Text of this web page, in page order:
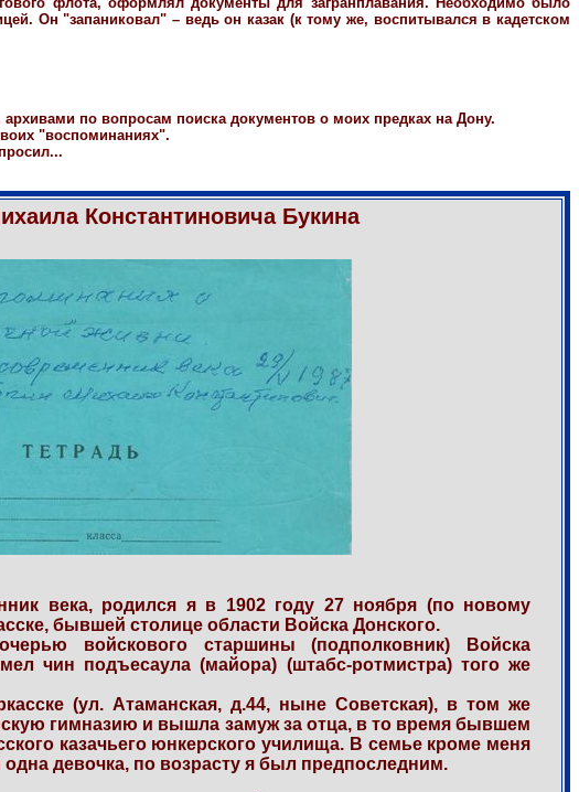
Он "запаниковал" – ведь он казак (к тому же, воспитывался в кадетском
архивами по вопросам поиска документов о моих предках на Дону.
"воспоминаниях".
Константиновича Букина
века, родился я в 1902 году 27 ноября (по новому
бывшей столице области Войска Донского.
войскового старшины (подполковник) Войска
чин подъесаула (майора) (штабс-ротмистра) того же
(ул. Атаманская, д.44, ныне Советская), в том же
гимназию и вышла замуж за отца, в то время бывшем
казачьего юнкерского училища. В семье кроме меня
девочка, по возрасту я был предпоследним.